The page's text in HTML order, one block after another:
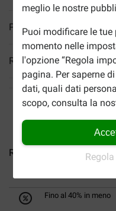
meglio le nostre
Puoi modificare le
momento nelle
l'opzione “Regola
pagina. Per saperne
dati, quali dati
scopo, consulta la
Più informazioni
Reviews
Royal Canin Medium
Fino al 40% in meno